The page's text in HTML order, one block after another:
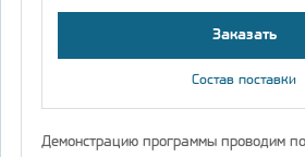
Заказать
Состав поставки
Демонстрацию программы проводим